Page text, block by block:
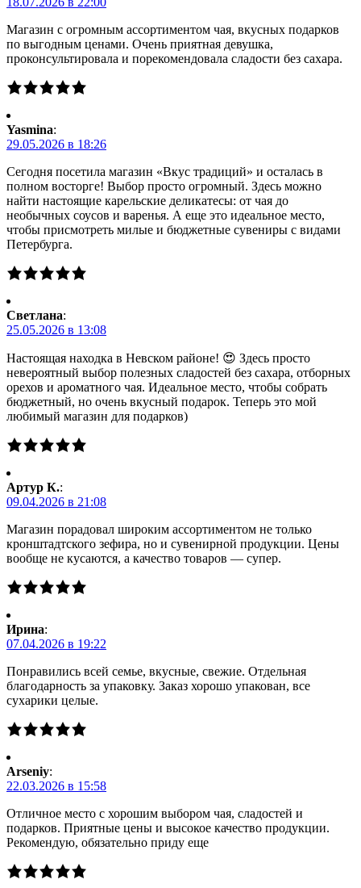
Магазин с огромным ассортиментом чая, вкусных подарков
по выгодным ценами. Очень приятная девушка,
проконсультировала и порекомендовала сладости без сахара.
Yasmina:
29.05.2026 в 18:26
Сегодня посетила магазин «Вкус традиций» и осталась в
полном восторге! Выбор просто огромный. Здесь можно
найти настоящие карельские деликатесы: от чая до
необычных соусов и варенья. А еще это идеальное место,
чтобы присмотреть милые и бюджетные сувениры с видами
Петербурга.
Светлана:
25.05.2026 в 13:08
Настоящая находка в Невском районе! 😍 Здесь просто
невероятный выбор полезных сладостей без сахара, отборных
орехов и ароматного чая. Идеальное место, чтобы собрать
бюджетный, но очень вкусный подарок. Теперь это мой
любимый магазин для подарков)
Артур К.:
09.04.2026 в 21:08
Магазин порадовал широким ассортиментом не только
кронштадтского зефира, но и сувенирной продукции. Цены
вообще не кусаются, а качество товаров — супер.
Ирина:
07.04.2026 в 19:22
Понравились всей семье, вкусные, свежие. Отдельная
благодарность за упаковку. Заказ хорошо упакован, все
сухарики целые.
Arseniy:
22.03.2026 в 15:58
Отличное место с хорошим выбором чая, сладостей и
подарков. Приятные цены и высокое качество продукции.
Рекомендую, обязательно приду еще